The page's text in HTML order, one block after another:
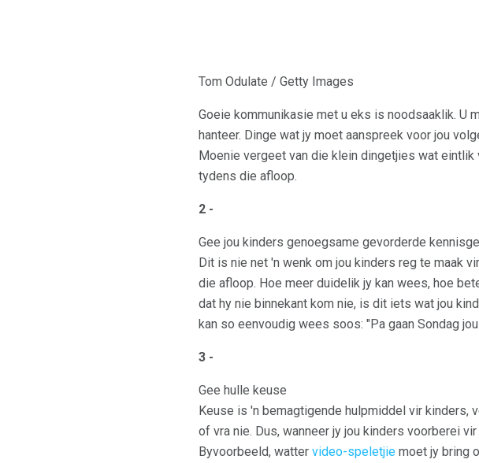
Tom Odulate / Getty Images
Goeie kommunikasie met u eks is noodsaaklik. U
hanteer. Dinge wat jy moet aanspreek voor jou
Moenie vergeet van die klein dingetjies wat
tydens die afloop.
2 -
Gee jou kinders genoegsame gevorderde
Dit is nie net 'n wenk om jou kinders reg te maak
die afloop. Hoe meer duidelik jy kan wees, hoe
dat hy nie binnekant kom nie, is dit iets wat jou
kan so eenvoudig wees soos: "Pa gaan Sondag
3 -
Gee hulle keuse
Keuse is 'n bemagtigende hulpmiddel vir kinders,
of vra nie. Dus, wanneer jy jou kinders voorberei
Byvoorbeeld, watter video-speletjie moet jy bring